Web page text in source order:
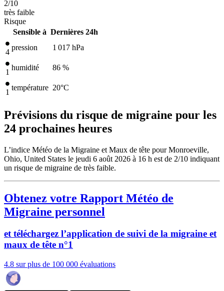
2/10
très faible
Risque
Sensible à Dernières 24h
4
pression 1 017 hPa
1
humidité 86 %
1
température 20°C
Prévisions du risque de migraine pour les
24 prochaines heures
L’indice Météo de la Migraine et Maux de tête pour Monroeville,
Ohio, United States le jeudi 6 août 2026 à 16 h est de 2/10 indiquant
un risque de migraine de très faible.
Obtenez votre Rapport Météo de
Migraine personnel
et téléchargez l’application de suivi de la migraine et
maux de tête n°1
4.8 sur plus de 100 000 évaluations